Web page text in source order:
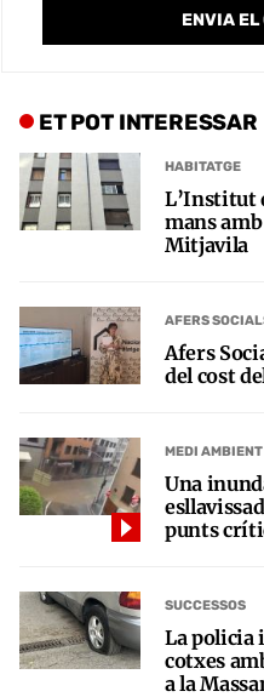
ET POT INTERESSAR
HABITATGE
L’Institut
mans
Mitjavila
AFERS
Afers
del cost
MEDI AMBIENT
Una
punts
SUCCESSOS
La policia
cotxes
a la